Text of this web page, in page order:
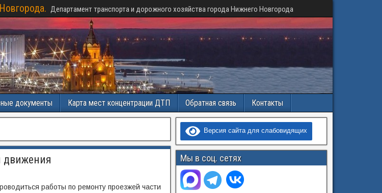
Департамент транспорта и дорожного хозяйства города Нижнего Новгорода
документы Карта мест концентрации ДТП Обратная связь Контакты
движения
работы по ремонту проезжей части
Версия сайта для слабовидящих
Мы в соц. сетях